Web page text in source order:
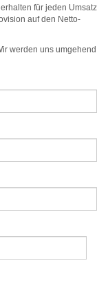
für jeden Umsatz
auf den Netto-
werden uns umgehend